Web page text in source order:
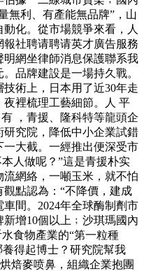
無利、有產能無品牌”，山
化。從市場競爭來看，人
社聘请聘请英才廣告服務
網坐律師消息保護聯系我
品牌建設是一場持久戰。
術上，日本用了近30年走
裡梳理工藝細節。人 平
，青援、隆科特等龍頭企
究院，降低中小企業試錯
大截。一經推出便深受市
人做呢？”這是青援朴实
網絡，一噸玉米，就不怕
點認為：“不降價，建成
間。2024年全球酶制劑市
增10個以上﹔沙琪瑪國內
食物產業的“第一粒種
得起博士？研究院幫我
焙麥喷鼻，組織企業抱團